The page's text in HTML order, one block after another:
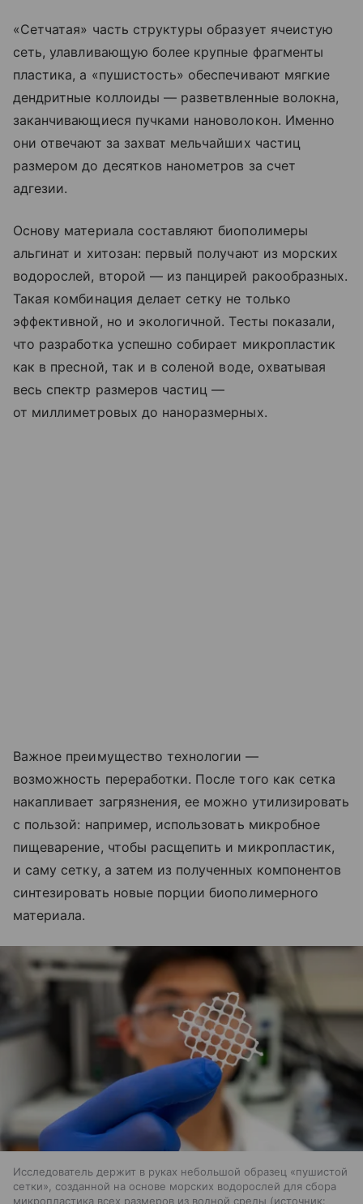
«Сетчатая» часть структуры образует ячеистую
сеть, улавливающую более крупные фрагменты
пластика, а «пушистость» обеспечивают мягкие
дендритные коллоиды — разветвленные волокна,
заканчивающиеся пучками нановолокон. Именно
они отвечают за захват мельчайших частиц
размером до десятков нанометров за счет
адгезии.
Основу материала составляют биополимеры
альгинат и хитозан: первый получают из морских
водорослей, второй — из панцирей ракообразных.
Такая комбинация делает сетку не только
эффективной, но и экологичной. Тесты показали,
что разработка успешно собирает микропластик
как в пресной, так и в соленой воде, охватывая
весь спектр размеров частиц —
от миллиметровых до наноразмерных.
Важное преимущество технологии —
возможность переработки. После того как сетка
накапливает загрязнения, ее можно утилизировать
с пользой: например, использовать микробное
пищеварение, чтобы расщепить и микропластик,
и саму сетку, а затем из полученных компонентов
синтезировать новые порции биополимерного
материала.
Исследователь держит в руках небольшой образец «пушистой
сетки», созданной на основе морских водорослей для сбора
микропластика всех размеров из водной среды
источник: